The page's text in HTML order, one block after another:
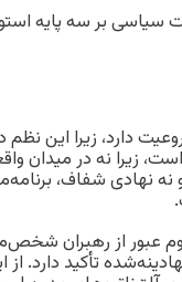
سیاسی بر سه پایه
دارد، زیرا این نظم
است، زیرا نه در میدان
نه نهادی شفاف،
عبور از رهبران
تأکید دارد. از